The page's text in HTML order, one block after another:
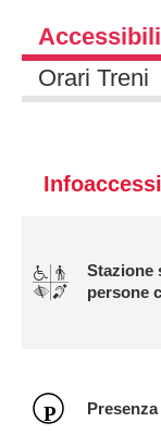
Orari Treni
Stazione
persone